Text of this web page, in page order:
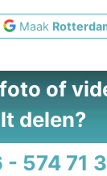
Maak
of
delen?
- 574 71